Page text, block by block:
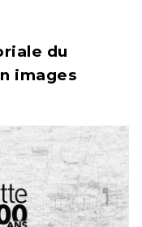
du
images